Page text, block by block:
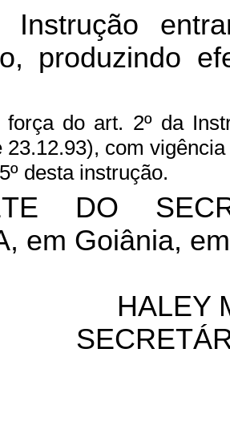
Instrução
produzindo
força do art. 2º da
23.12.93), com
desta instrução.
DO
em Goiânia,
HALEY